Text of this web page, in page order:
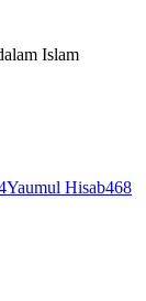
Islam
Yaumul Hisab468